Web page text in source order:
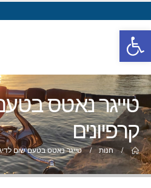
טייגר נאטס
קרפיונים
חנות טייגר נאטס בטעם שום לדיג
פתח סרגל נגישות